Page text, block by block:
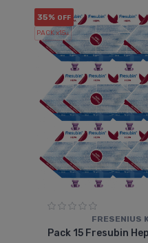
35% OFF
PACK x15u.
FRESENIUS
Pack 15 Fresubin